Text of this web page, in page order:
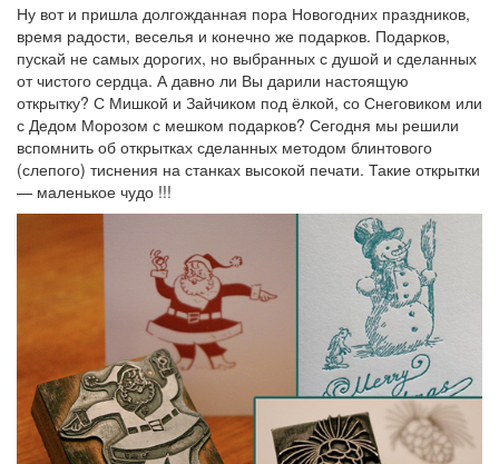
Ну вот и пришла долгожданная пора Новогодних праздников,
время радости, веселья и конечно же подарков. Подарков,
пускай не самых дорогих, но выбранных с душой и сделанных
от чистого сердца. А давно ли Вы дарили настоящую
открытку? С Мишкой и Зайчиком под ёлкой, со Снеговиком или
с Дедом Морозом с мешком подарков? Сегодня мы решили
вспомнить об открытках сделанных методом блинтового
(слепого) тиснения на станках высокой печати. Такие открытки
— маленькое чудо !!!